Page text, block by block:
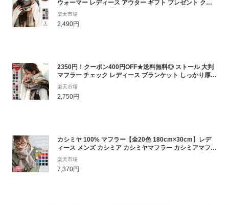
ウォーマー レディース アウター ギフト プレゼント クリ
スマス 贈り物 ひざ掛け reca レカ ネコポス発送10
楽天市場
2,490円
2350円！クーポン400円OFF★送料無料◎ ストール 大判
マフラー チェック レディース ブランケット しっかり厚手
でぽかぽか♪ウールタッチ無地＆タータンチェック かわい
い 冬 春 スヌード ネックウォーマー 膝掛け 総柄 厚手 あっ
たかグッズ 足 ショール 大きい メール便
楽天市場
2,750円
カシミヤ 100% マフラー【全20色 180cm×30cm】レデ
ィース メンズ カシミア カシミヤマフラー カシミアマフラ
ー レディースマフラー メンズマフラー ストール 無地 秋
冬 女性 男性 女友達 20代 30代 40代 50代 60代 プレゼン
ト 誕生日プレゼント クリスマス ハロウィン
楽天市場
7,370円